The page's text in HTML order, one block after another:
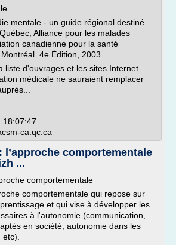
mentale - un guide régional destiné
Alliance pour les malades
canadienne pour la santé
4e Édition, 2003.
liste d'ouvrages et les sites Internet
médicale ne sauraient remplacer
18:07:47
ca.qc.ca
l’approche comportementale
...
comportementale
comportementale qui repose sur
et qui vise à développer les
à l'autonomie (communication,
en société, autonomie dans les